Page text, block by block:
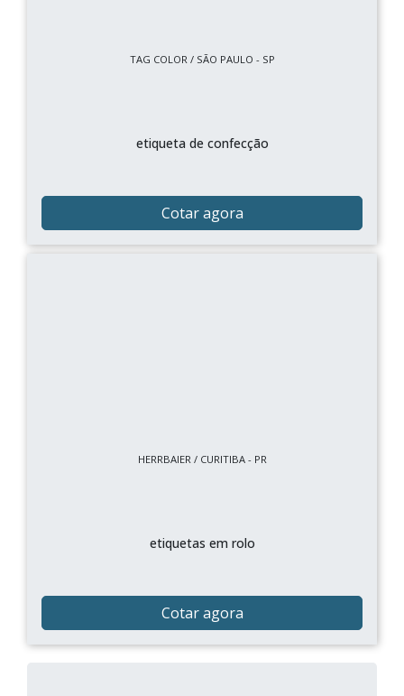
TAG COLOR / SÃO PAULO - SP
etiqueta de confecção
Cotar agora
HERRBAIER / CURITIBA - PR
etiquetas em rolo
Cotar agora